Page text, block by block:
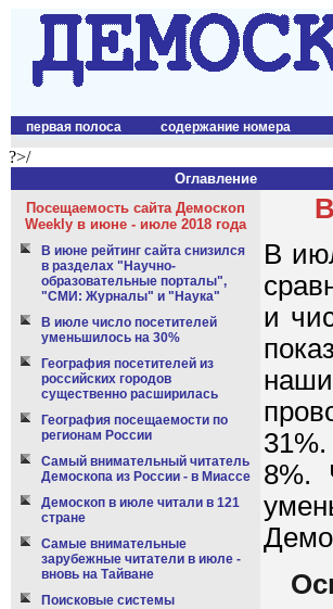
первая полоса содержание номера
?>/
Оглавление
Посещаемость сайта Демоскоп
Weekly в июне - июле 2018 года
В июне рейтинг сайта снизился
в разделах "Научно-
образовательные порталы",
"СМИ: Журналы" и "Наука"
В июле число посетителей
уменьшилось на 30%
География посетителей из
российских городов
существенно расширилась
География посещаемости по
регионам России
Самый внимательный читатель
Демоскопа из России - в Миассе
Демоскоп в июле читали в 121
стране
Самые внимательные
зарубежные читатели в июле -
вновь на Тайване
Поисковые системы
В
и
8%.